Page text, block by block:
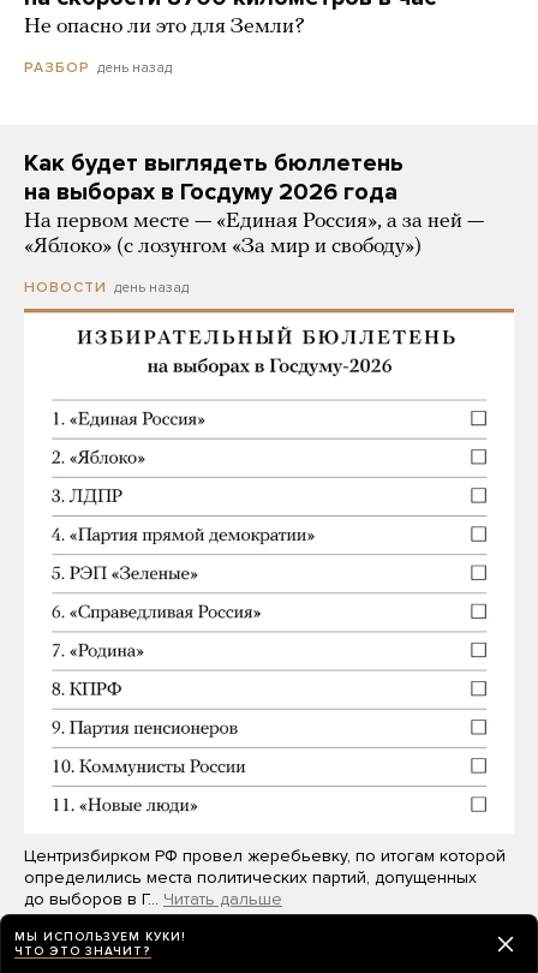
Не опасно ли это для Земли?
РАЗБОР день назад
Как будет выглядеть бюллетень
на выборах в Госдуму 2026 года
На первом месте — «Единая Россия», а за ней —
«Яблоко» (с лозунгом «За мир и свободу»)
НОВОСТИ день назад
Центризбирком РФ провел жеребьевку, по итогам которой
определились места политических партий, допущенных
до выборов в Г… Читать дальше
МЫ ИСПОЛЬЗУЕМ КУКИ!
ЧТО ЭТО ЗНАЧИТ?